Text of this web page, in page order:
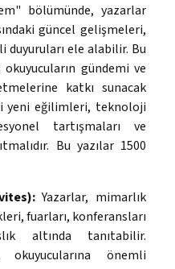
bölümünde, yazarlar
güncel gelişmeleri,
ele alabilir. Bu
gündemi ve
katkı sunacak
yeni eğilimleri, teknoloji
tartışmaları ve
Bu yazılar 1500
Yazarlar, mimarlık
fuarları, konferansları
altında tanıtabilir.
önemli